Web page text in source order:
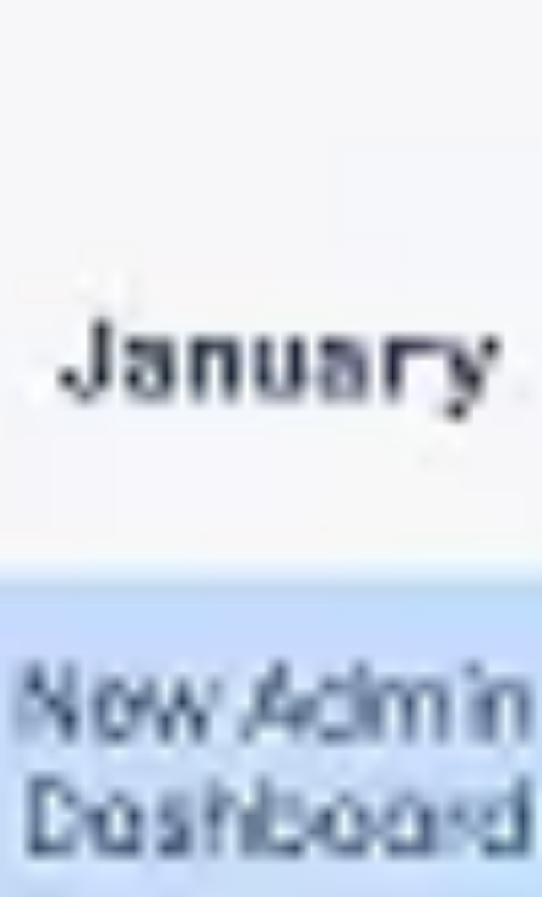
Pesquisa e design